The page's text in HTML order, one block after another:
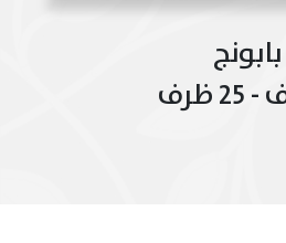
بابونج
ظرف